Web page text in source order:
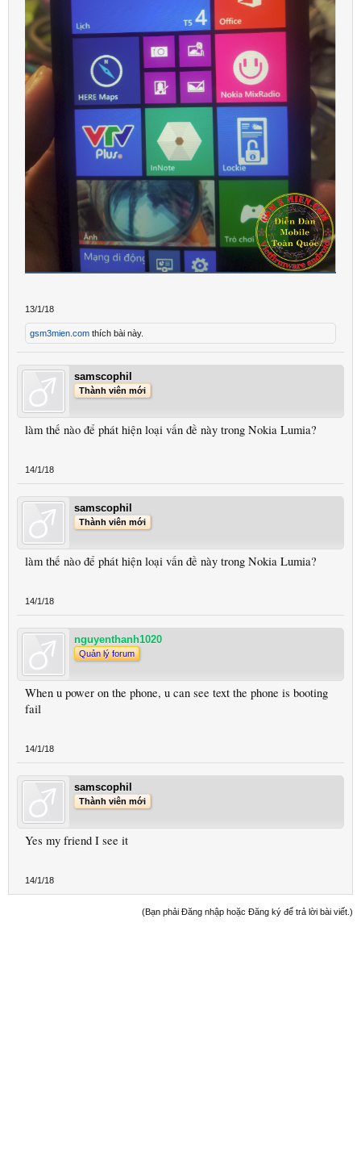
13/1/18
gsm3mien.com thích bài này.
samscophil
Thành viên mới
làm thế nào để phát hiện loại vấn đề này trong Nokia Lumia?
14/1/18
samscophil
Thành viên mới
làm thế nào để phát hiện loại vấn đề này trong Nokia Lumia?
14/1/18
nguyenthanh1020
Quản lý forum
When u power on the phone, u can see text the phone is booting
fail
14/1/18
samscophil
Thành viên mới
Yes my friend I see it
14/1/18
(Bạn phải Đăng nhập hoặc Đăng ký để trả lời bài viết.)